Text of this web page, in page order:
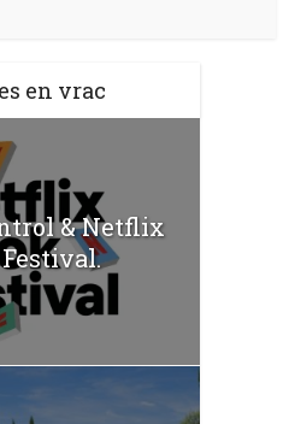
en vrac
& Netflix